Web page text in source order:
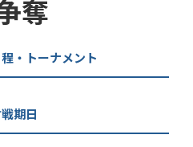
奪
・トーナメント
期日